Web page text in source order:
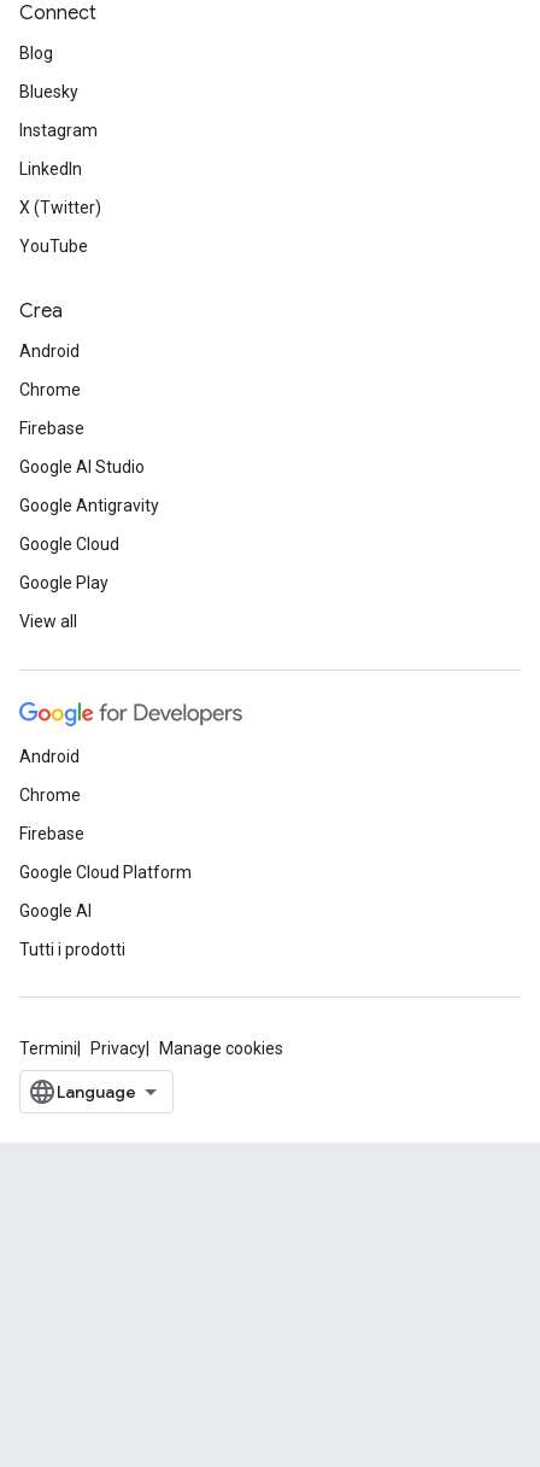
Connect
Blog
Bluesky
Instagram
LinkedIn
X (Twitter)
YouTube
Crea
Android
Chrome
Firebase
Google AI Studio
Google Antigravity
Google Cloud
Google Play
View all
Android
Chrome
Firebase
Google Cloud Platform
Google AI
Tutti i prodotti
Termini Privacy Manage cookies